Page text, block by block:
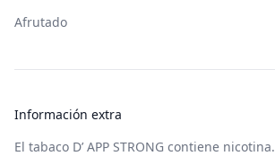
Afrutado
Información extra
El tabaco D’ APP STRONG contiene nicotina.